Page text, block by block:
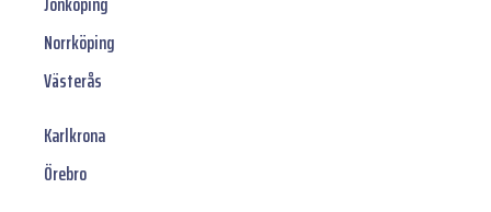
Norrköping
Västerås
Karlkrona
Örebro